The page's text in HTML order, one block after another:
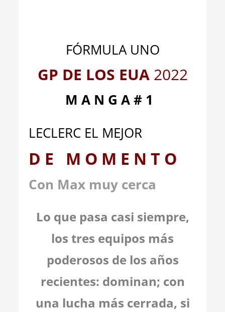
FÓRMULA UNO
GP DE LOS EUA 2022
M A N G A # 1
LECLERC EL MEJOR
D E M O M E N T O
Con Max muy cerca
Lo que pasa casi siempre,
los tres equipos más
poderosos de los años
recientes: dominan; con
una lucha más cerrada, si